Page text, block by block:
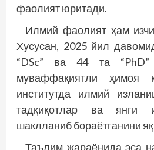
фаолият юритади.
Илмий фаолият ҳам
Хусусан, 2025 йил
“DSc” ва 44 та “PhD”
муваффақиятли ҳимоя
институтда илмий
тадқиқотлар ва янги
шаклланиб бораётганини
Таълим жараёнида эса